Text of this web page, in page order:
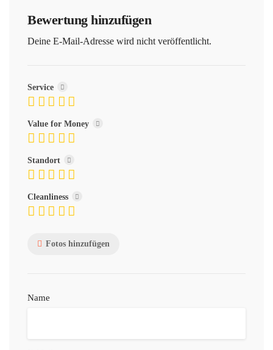
Bewertung hinzufügen
Deine E-Mail-Adresse wird nicht veröffentlicht.
Service
Value for Money
Standort
Cleanliness
Fotos hinzufügen
Name